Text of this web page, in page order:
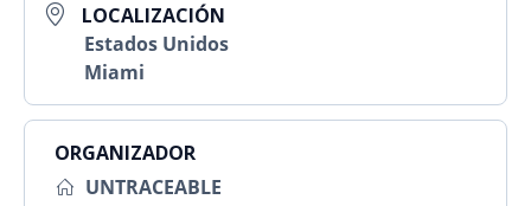
LOCALIZACIÓN
Estados Unidos
Miami
ORGANIZADOR
UNTRACEABLE